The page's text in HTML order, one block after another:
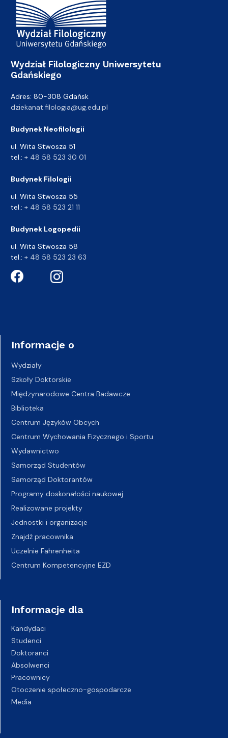
Wydział Filologiczny Uniwersytetu
Gdańskiego
Adres: 80-308 Gdańsk
dziekanat.filologia@ug.edu.pl
Budynek Neofilologii
ul. Wita Stwosza 51
tel.: + 48 58 523 30 01
Budynek Filologii
ul. Wita Stwosza 55
tel.: + 48 58 523 21 11
Budynek Logopedii
ul. Wita Stwosza 58
tel.: + 48 58 523 23 63
Informacje o
Wydziały
Szkoły Doktorskie
Międzynarodowe Centra Badawcze
Biblioteka
Centrum Języków Obcych
Centrum Wychowania Fizycznego i Sportu
Wydawnictwo
Samorząd Studentów
Samorząd Doktorantów
Programy doskonałości naukowej
Realizowane projekty
Jednostki i organizacje
Znajdź pracownika
Uczelnie Fahrenheita
Centrum Kompetencyjne EZD
Informacje dla
Kandydaci
Studenci
Doktoranci
Absolwenci
Pracownicy
Otoczenie społeczno-gospodarcze
Media